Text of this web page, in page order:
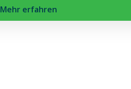
Mehr erfahren